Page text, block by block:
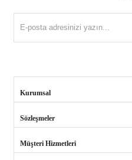
Kurumsal
Sözleşmeler
Müşteri Hizmetleri